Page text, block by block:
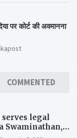
पर कोर्ट की अवमानना
COMMENTED
legal
Swaminathan,